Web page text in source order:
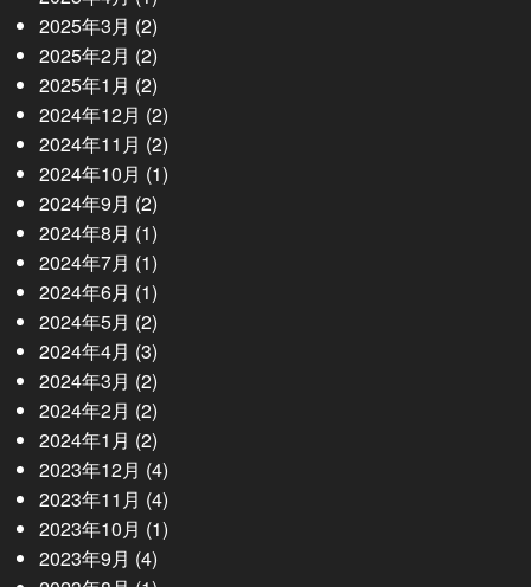
2025年3月 (2)
2025年2月 (2)
2025年1月 (2)
2024年12月 (2)
2024年11月 (2)
2024年10月 (1)
2024年9月 (2)
2024年8月 (1)
2024年7月 (1)
2024年6月 (1)
2024年5月 (2)
2024年4月 (3)
2024年3月 (2)
2024年2月 (2)
2024年1月 (2)
2023年12月 (4)
2023年11月 (4)
2023年10月 (1)
2023年9月 (4)